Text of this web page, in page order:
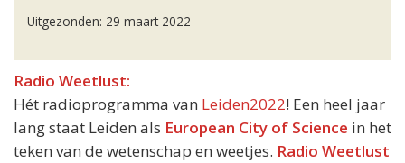
Uitgezonden: 29 maart 2022
Radio Weetlust:
Hét radioprogramma van Leiden2022! Een heel jaar
lang staat Leiden als European City of Science in het
teken van de wetenschap en weetjes. Radio Weetlust